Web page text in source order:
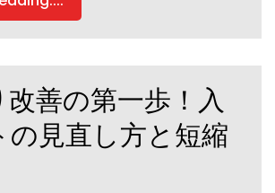
改善の第一歩！入
の見直し方と短縮